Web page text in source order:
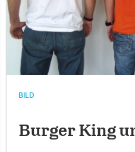
BILD
Burger King